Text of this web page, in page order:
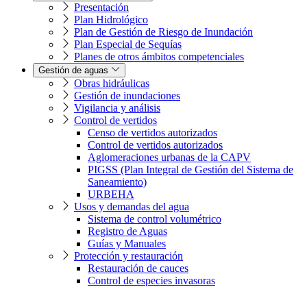
Presentación
Plan Hidrológico
Plan de Gestión de Riesgo de Inundación
Plan Especial de Sequías
Planes de otros ámbitos competenciales
Gestión de aguas
Obras hidráulicas
Gestión de inundaciones
Vigilancia y análisis
Control de vertidos
Censo de vertidos autorizados
Control de vertidos autorizados
Aglomeraciones urbanas de la CAPV
PIGSS (Plan Integral de Gestión del Sistema de
Saneamiento)
URBEHA
Usos y demandas del agua
Sistema de control volumétrico
Registro de Aguas
Guías y Manuales
Protección y restauración
Restauración de cauces
Control de especies invasoras